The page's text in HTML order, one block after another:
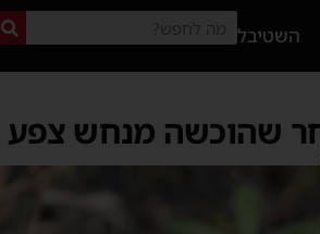
השטיבל